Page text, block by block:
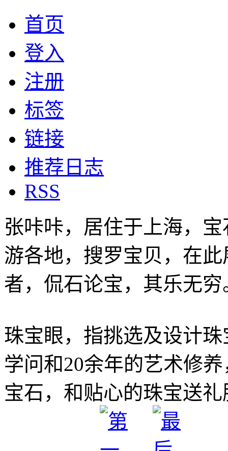
首页
登入
注册
标签
链接
推荐日志
RSS
张咔咔，居住于上海，
游各地，搜罗宝贝，在
者，侃石论宝，其乐无穷
珠宝眼，指挑选及设计
学问和20余年的艺术修
宝石，和贴心的珠宝送